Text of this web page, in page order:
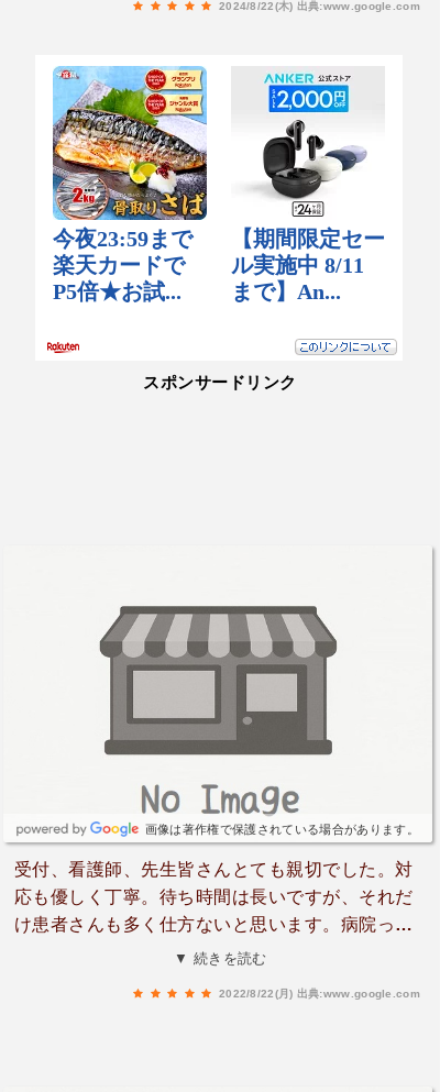
また院長先生は本当に信頼出来る先生です。また
他の先生看護師さん受付職員の皆様丁寧な応対は
本当に信頼出来ます。
2024/8/22(木) 出典:www.google.com
スポンサードリンク
画像は著作権で保護されている場合があります。
受付、看護師、先生皆さんとても親切でした。対
応も優しく丁寧。待ち時間は長いですが、それだ
け患者さんも多く仕方ないと思います。病院って
だいたい待ち時間長くて診察は一瞬、一方的に先
▼ 続きを読む
2022/8/22(月) 出典:www.google.com